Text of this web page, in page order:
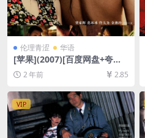
伦理青涩 华语
[苹果](2007)[百度网盘+夸克
网盘高清未删减资源][MP4/7.
4GB][国语中字]【视频文件
码）】
2 年前 2.85
VIP